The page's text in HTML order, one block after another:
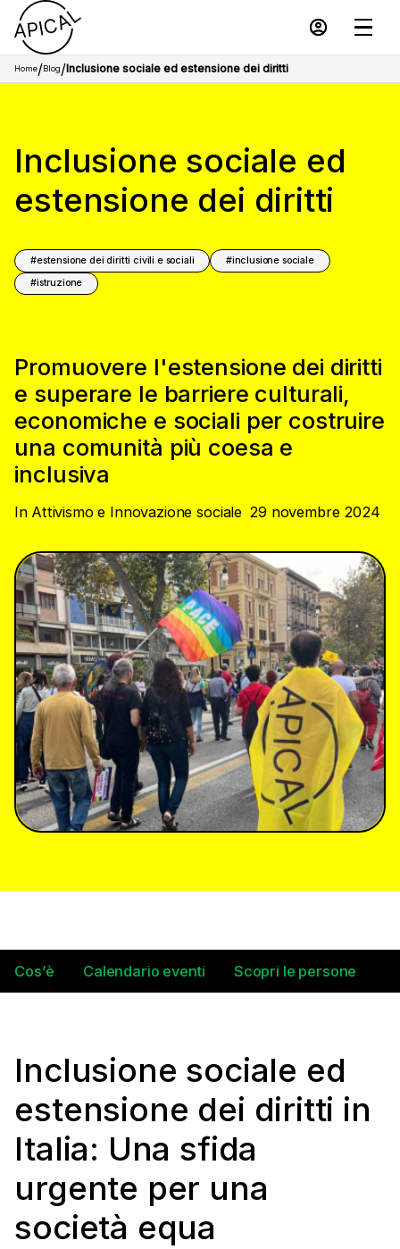
Home/Blog/Inclusione sociale ed estensione dei diritti
Inclusione sociale ed
estensione dei diritti
estensione dei diritti civili e sociali
inclusione sociale
istruzione
Promuovere l'estensione dei diritti
e superare le barriere culturali,
economiche e sociali per costruire
una comunità più coesa e
inclusiva
In Attivismo e Innovazione sociale 29 novembre 2024
Cos’è Calendario eventi Scopri le persone
Inclusione sociale ed
estensione dei diritti in
Italia: Una sfida
urgente per una
società equa